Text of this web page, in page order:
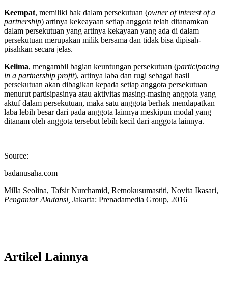
Keempat, memiliki hak dalam persekutuan (owner of interest of a
partnership) artinya kekeayaan setiap anggota telah ditanamkan
dalam persekutuan yang artinya kekayaan yang ada di dalam
persekutuan merupakan milik bersama dan tidak bisa dipisah-
pisahkan secara jelas.
Kelima, mengambil bagian keuntungan persekutuan (participacing
in a partnership profit), artinya laba dan rugi sebagai hasil
persekutuan akan dibagikan kepada setiap anggota persekutuan
menurut partisipasinya atau aktivitas masing-masing anggota yang
aktuf dalam persekutuan, maka satu anggota berhak mendapatkan
laba lebih besar dari pada anggota lainnya meskipun modal yang
ditanam oleh anggota tersebut lebih kecil dari anggota lainnya.
Source:
badanusaha.com
Milla Seolina, Tafsir Nurchamid, Retnokusumastiti, Novita Ikasari,
Pengantar Akutansi, Jakarta: Prenadamedia Group, 2016
Artikel Lainnya